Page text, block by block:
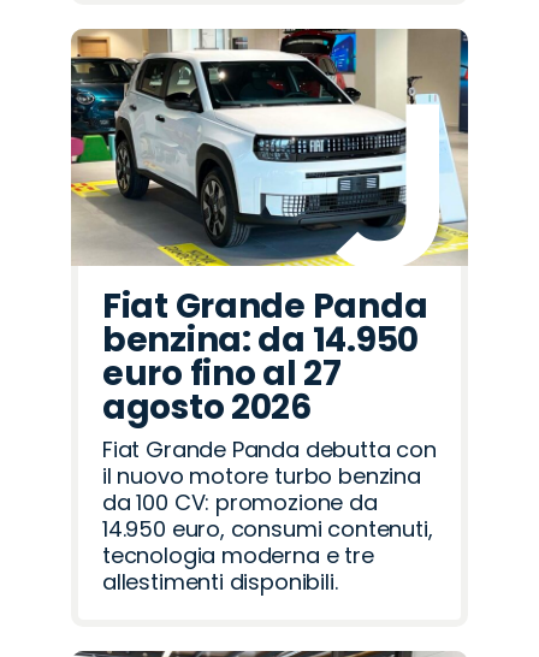
Fiat Grande Panda
benzina: da 14.950
euro fino al 27
agosto 2026
Fiat Grande Panda debutta con
il nuovo motore turbo benzina
da 100 CV: promozione da
14.950 euro, consumi contenuti,
tecnologia moderna e tre
allestimenti disponibili.